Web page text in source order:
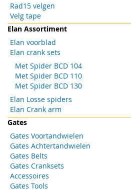
Rad15 velgen
Velg tape
Elan Assortiment
Elan voorblad
Elan crank sets
Met Spider BCD 104
Met Spider BCD 110
Met Spider BCD 130
Elan Losse spiders
Elan Crank arm
Gates
Gates Voortandwielen
Gates Achtertandwielen
Gates Belts
Gates Cranksets
Accessoires
Gates Tools